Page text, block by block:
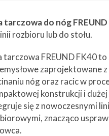
tarczowa do nóg
rozbioru lub do stołu.
tarczowa FREUND FK40
zaprojektowane
nóg oraz racic w
konstrukcji i
się z nowoczesnymi
znacząco